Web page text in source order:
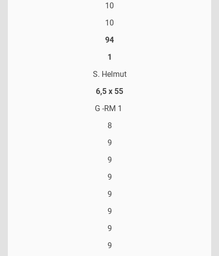
10
10
94
1
S. Helmut
6,5 x 55
G -RM 1
8
9
9
9
9
9
9
9